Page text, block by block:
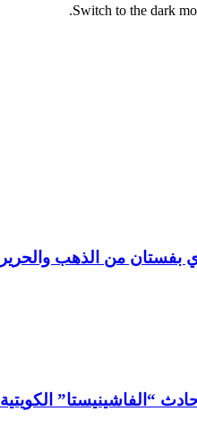
Switch to the dark
بفستان من الذهب والحرير
“الفاشينيستا” الكويتية